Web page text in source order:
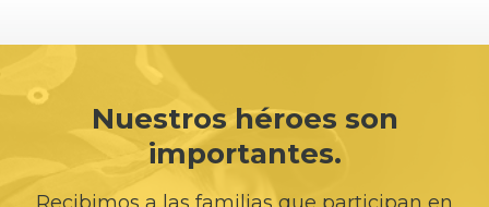
Nuestros héroes son
importantes.